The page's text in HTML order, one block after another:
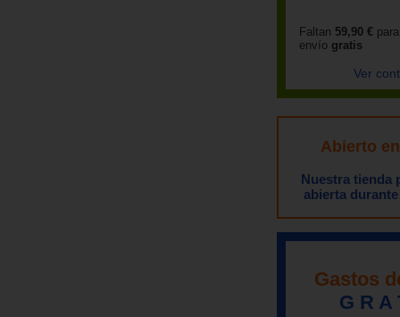
Faltan 59,90 €
envío gratis
Ver
Abierto
Nuestra tienda
abierta
Gastos
G R A